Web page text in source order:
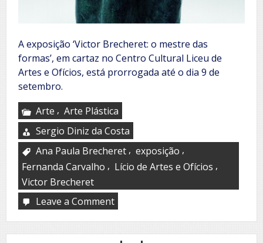
A exposição ‘Victor Brecheret: o mestre das
formas’, em cartaz no Centro Cultural Liceu de
Artes e Ofícios, está prorrogada até o dia 9 de
setembro.
Arte , Arte Plástica
Sergio Diniz da Costa
Ana Paula Brecheret , exposição ,
Fernanda Carvalho , Lício de Artes e Ofícios ,
Victor Brecheret
Leave a Commenton
de
Artes